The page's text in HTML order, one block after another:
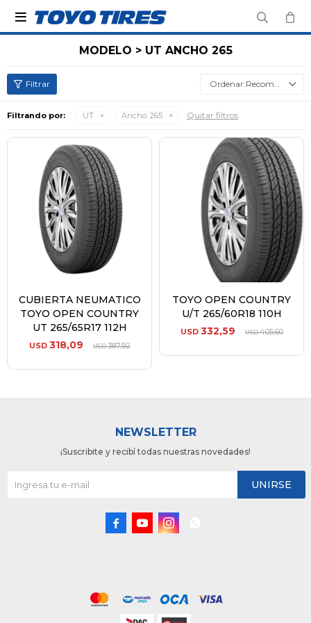

MODELO > UT ANCHO 265
Recomendados
Filtrando por: UT Ancho: 265 Quitar filtros
CUBIERTA NEUMATICO
TOYO OPEN COUNTRY
UT 265/65R17 112H
USD 318,09 USD387,92
TOYO OPEN COUNTRY
U/T 265/60R18 110H
USD 332,59 USD405,60
NEWSLETTER
¡Suscribite y recibí todas nuestras novedades!
UNIRSE
  